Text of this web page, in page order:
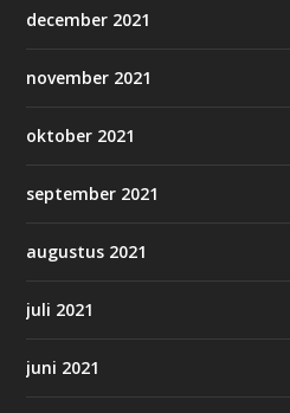
december 2021
november 2021
oktober 2021
september 2021
augustus 2021
juli 2021
juni 2021